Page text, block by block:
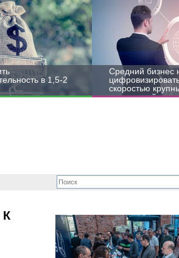
в 1,5-2
Средний бизнес
скоростью
корпораций
К